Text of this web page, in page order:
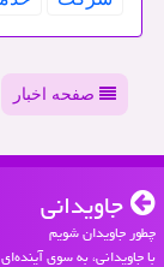
صفحه اخبار
جاویدانی
چطور جاویدان شویم
با جاویدانی، به سوی